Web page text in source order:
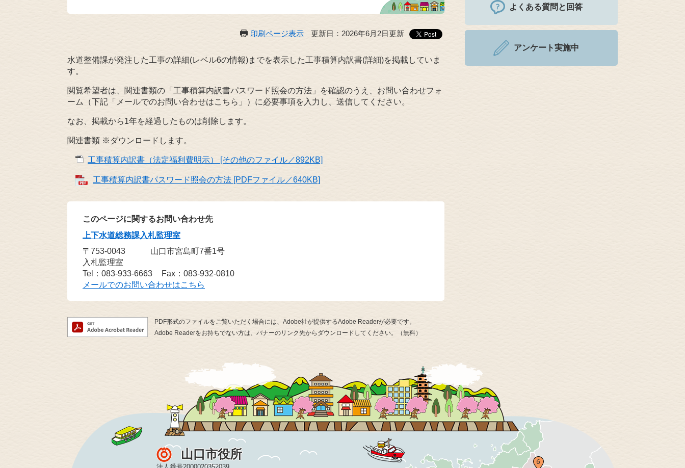
印刷ページ表示 更新日：2026年6月2日更新
水道整備課が発注した工事の詳細(レベル6の情報)までを表示した工事積算内訳書(詳細)を掲載していま
す。
閲覧希望者は、関連書類の「工事積算内訳書パスワード照会の方法」を確認のうえ、お問い合わせフォ
ーム（下記「メールでのお問い合わせはこちら」）に必要事項を入力し、送信してください。
なお、掲載から1年を経過したものは削除します。
関連書類 ※ダウンロードします。
工事積算内訳書（法定福利費明示） [その他のファイル／892KB]
工事積算内訳書パスワード照会の方法 [PDFファイル／640KB]
このページに関するお問い合わせ先
上下水道総務課入札監理室
〒753-0043
山口市宮島町7番1号
入札監理室
Tel：083-933-6663
Fax：083-932-0810
メールでのお問い合わせはこちら
PDF形式のファイルをご覧いただく場合には、Adobe社が提供するAdobe Readerが必要です。
Adobe Readerをお持ちでない方は、バナーのリンク先からダウンロードしてください。（無料）
よくある質問と回答
アンケート実施中
山口市役所